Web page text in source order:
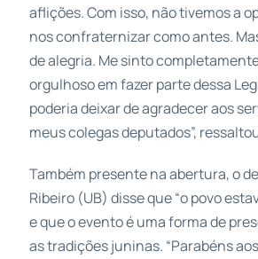
aflições. Com isso, não tivemos a
nos confraternizar como antes.
de alegria. Me sinto
orgulhoso em fazer parte dessa
poderia deixar de agradecer aos
meus colegas deputados”,
Também presente na abertura, o
Ribeiro (UB) disse que “o povo
e que o evento é uma forma de
as tradições juninas. “Parabéns